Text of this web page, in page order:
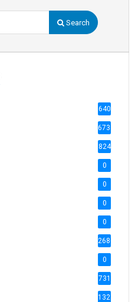
Search
640
6738
824
0
0
0
0
2686
0
731
1321